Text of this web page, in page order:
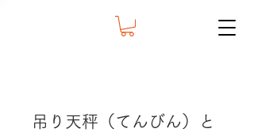
吊り天秤（てんびん）と